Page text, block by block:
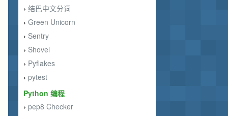
› 结巴中文分词
› Green Unicorn
› Sentry
› Shovel
› Pyflakes
› pytest
Python 编程
› pep8 Checker